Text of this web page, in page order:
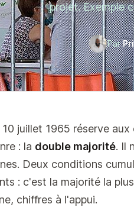
projet. Exemple
Par
juillet 1965 réserve
: la double majorité. Il
Deux conditions
: c'est la majorité la
chiffres à l'appui.